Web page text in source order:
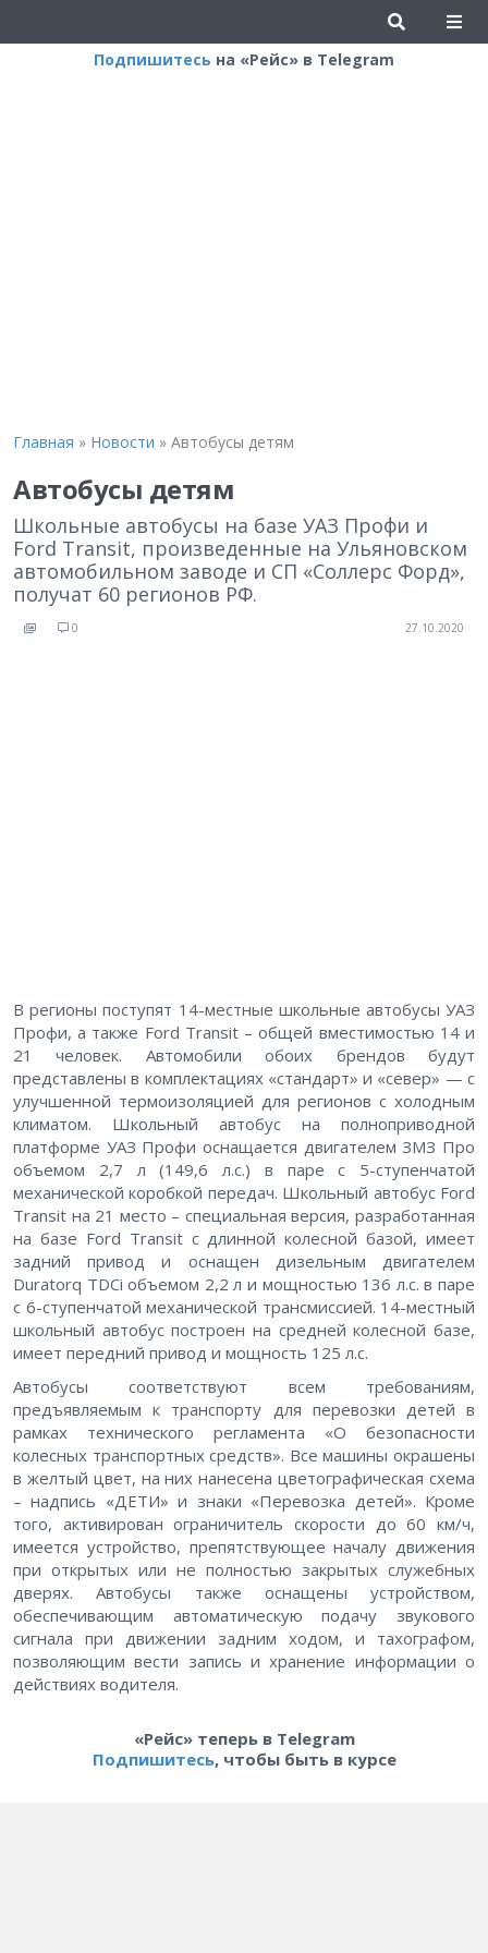
Подпишитесь на «Рейс» в Telegram
Главная » Новости » Автобусы детям
Автобусы детям
Школьные автобусы на базе УАЗ Профи и
Ford Transit, произведенные на Ульяновском
автомобильном заводе и СП «Соллерс Форд»,
получат 60 регионов РФ.
0 27.10.2020
В регионы поступят 14-местные школьные автобусы УАЗ
Профи, а также Ford Transit – общей вместимостью 14 и
21 человек. Автомобили обоих брендов будут
представлены в комплектациях «стандарт» и «север» — с
улучшенной термоизоляцией для регионов с холодным
климатом. Школьный автобус на полноприводной
платформе УАЗ Профи оснащается двигателем ЗМЗ Про
объемом 2,7 л (149,6 л.с.) в паре с 5-ступенчатой
механической коробкой передач. Школьный автобус Ford
Transit на 21 место – специальная версия, разработанная
на базе Ford Transit с длинной колесной базой, имеет
задний привод и оснащен дизельным двигателем
Duratorq TDCi объемом 2,2 л и мощностью 136 л.с. в паре
с 6-ступенчатой механической трансмиссией. 14-местный
школьный автобус построен на средней колесной базе,
имеет передний привод и мощность 125 л.с.
Автобусы соответствуют всем требованиям,
предъявляемым к транспорту для перевозки детей в
рамках технического регламента «О безопасности
колесных транспортных средств». Все машины окрашены
в желтый цвет, на них нанесена цветографическая схема
– надпись «ДЕТИ» и знаки «Перевозка детей». Кроме
того, активирован ограничитель скорости до 60 км/ч,
имеется устройство, препятствующее началу движения
при открытых или не полностью закрытых служебных
дверях. Автобусы также оснащены устройством,
обеспечивающим автоматическую подачу звукового
сигнала при движении задним ходом, и тахографом,
позволяющим вести запись и хранение информации о
действиях водителя.
«Рейс» теперь в Telegram
Подпишитесь, чтобы быть в курсе